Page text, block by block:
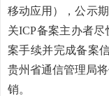
移动应用），公示
关ICP备案主办者
案手续并完成备案
贵州省通信管理局
销。